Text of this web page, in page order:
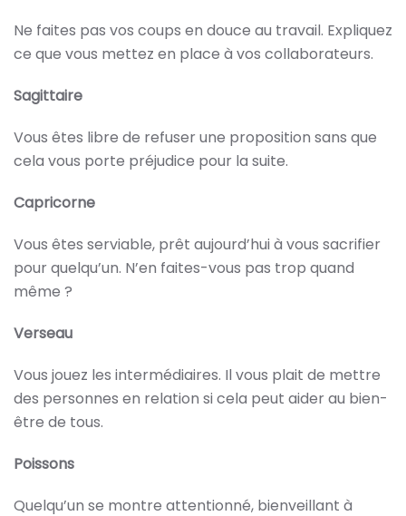
Ne faites pas vos coups en douce au travail. Expliquez
ce que vous mettez en place à vos collaborateurs.
Sagittaire
Vous êtes libre de refuser une proposition sans que
cela vous porte préjudice pour la suite.
Capricorne
Vous êtes serviable, prêt aujourd’hui à vous sacrifier
pour quelqu’un. N’en faites-vous pas trop quand
même ?
Verseau
Vous jouez les intermédiaires. Il vous plait de mettre
des personnes en relation si cela peut aider au bien-
être de tous.
Poissons
Quelqu’un se montre attentionné, bienveillant à